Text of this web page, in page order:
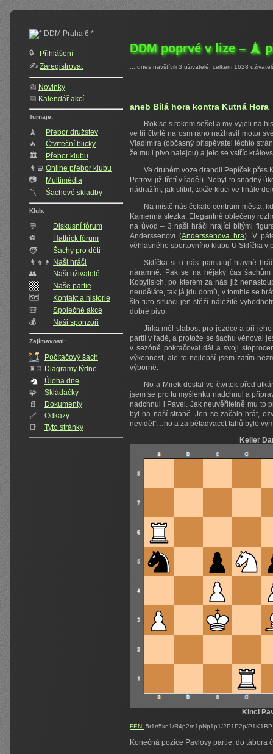
🔒
Přihlášení
✍️‍ Zaregistrovat
📰 Novinky
📅 Kalendář akcí
Turnaje:
🗼
Přebor družstev
🔥
Čtvrteční blicky
🏛
Přebor klubu
👨‍💻 Online přebor klubu
📷
Multimédia
〽️
Šachové skladby
Klub:
💬
Diskusní fórum
⚽
Hattrick fórum
🧒
Šachy pro děti
👨‍👦‍👦 Naši hráči
👥️
Naši uživatelé
Naše partie
🗺️
Kontakt a historie
🎒
Společné akce
💰
Naši sponzoři
Zajímavosti:
Počítačový šach
♜♖ Diagramy týdne
Úloha dne
🧩
Skládačky
📄
Dokumenty
🔗
Odkazy
📑
Tyto stránky
DDM poprvé v lize – 🗼
... dnes navštívili 3 uživatelé, celkem 1628
aneb Bílá hora kontra Kutná Hora
Rok se s rokem sešel a my vyjeli na
ve tři čtvrtě na osm ráno nažhavil motor
Vladimíra (občasný přispěvatel těchto
že mu i pivo nalejou) a jelo se vstříc
Ve druhém voze drandil Pepíček přes
Petrovi již třetí v řadě!). Nebyl to snadný
nádražím, jak slíbil, takže kluci ve finále
Na místě nás čekalo centrum města,
Kamenná stezka. Elegantně oblečený
na úvod – 3 naši hráči hrající bílými
Anderssenovi (Anderssenova hra). V
věhlasného sportovního klubu U Sklíčka v
Sklíčka si u nás pamatují hlavně
náramně. Pak se na nějaký čas
Kobylisích, po kterém za nás již
neuděláte, tak já jdu domů, v tomhle se
šlo tuto situaci jen stěží náležitě
dobré pivo.
Jirka měl slabost pro jezdce a při
partií v řadě, a protože se šachu věnoval
v sezóně pokračoval dál a svoji
výkonnost, ale to nejlepší jsem zatím
výborně.
No a Mirek dostal ve čtvrtek před
jsem se pro tu myšlenku nadchnul a
nadchnul i Pavel. Jak neuvěřitelně mu to
byl na naší straně. Jen se začalo hrát,
neviděl“…no a za pětadvacet tahů bylo
Keller
Kincl
FEN: 5r1r/5kn1/R4p2/n1pNp1p1/2P1P2p/
Konečná pozice Pavlovy partie, do tábora